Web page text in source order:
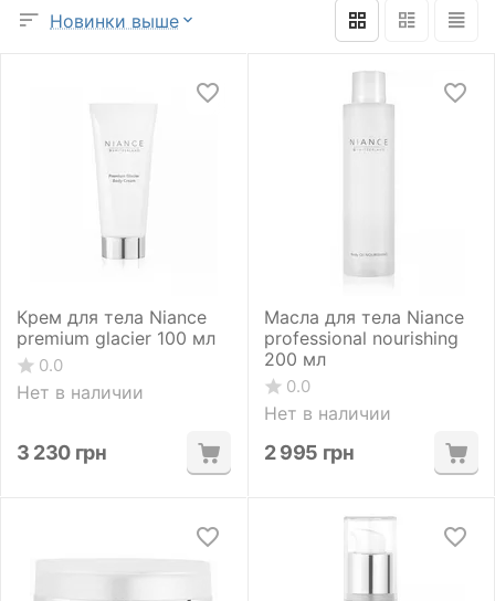
Новинки выше
Крем для тела Niance
premium glacier 100 мл
0.0
Нет в наличии
3 230 грн
Масла для тела Niance
professional nourishing
200 мл
0.0
Нет в наличии
2 995 грн